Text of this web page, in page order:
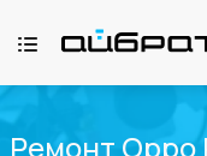
Ремонт Oppo